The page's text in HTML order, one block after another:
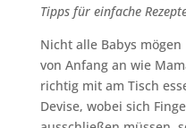
Tipps für einfache
Nicht alle Babys
von Anfang an wie
richtig mit am Tisch
Devise, wobei sich